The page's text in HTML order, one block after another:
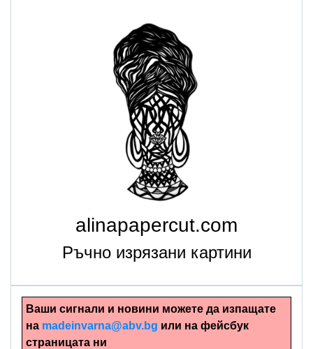
alinapapercut.com
Ръчно изрязани картини
Ваши сигнали и новини можете да изпащате
на madeinvarna@abv.bg или на фейсбук
страницата ни